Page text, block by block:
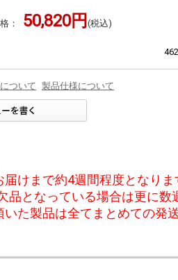
： 50,820円 (税込)
ついて 製品仕様について
届けまで約4週間程度となりま
品となっている場合は更に
いた製品は全てまとめての発